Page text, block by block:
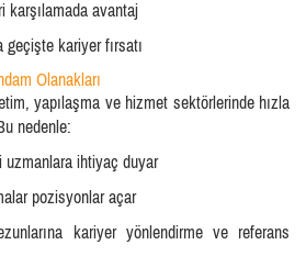
karşılamada avantaj
geçişte kariyer fırsatı
Olanakları
yapılaşma ve hizmet sektörlerinde hızla
nedenle:
uzmanlara ihtiyaç duyar
pozisyonlar açar
kariyer yönlendirme ve referans